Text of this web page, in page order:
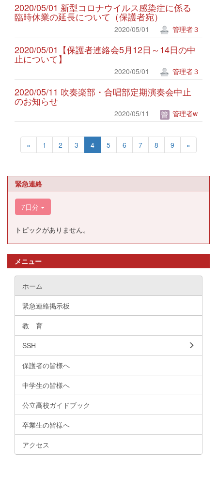
2020/05/01 新型コロナウイルス感染症に係る
臨時休業の延長について（保護者宛）
2020/05/01 管理者３
2020/05/01【保護者連絡会5月12日～14日の中
止について】
2020/05/01 管理者３
2020/05/11 吹奏楽部・合唱部定期演奏会中止
のお知らせ
2020/05/11 管理者w
« 1 2 3 4 5 6 7 8 9 »
緊急連絡
7日分
トピックがありません。
メニュー
ホーム
緊急連絡掲示板
教 育
SSH
保護者の皆様へ
中学生の皆様へ
公立高校ガイドブック
卒業生の皆様へ
アクセス